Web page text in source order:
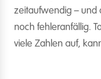
zeitaufwendig – und
noch fehleranfällig.
viele Zahlen auf,